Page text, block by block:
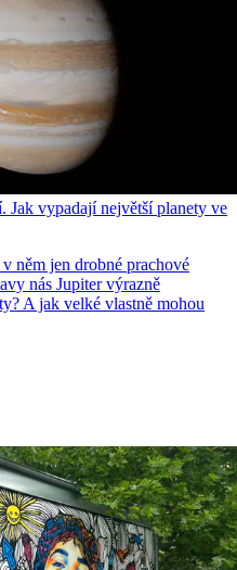
Jak vypadají největší planety ve
něm jen drobné prachové
nás Jupiter výrazně
A jak velké vlastně mohou